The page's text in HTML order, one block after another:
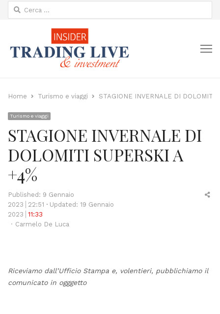
Ricerca
per:
Home Turismo e viaggi STAGIONE INVERNALE DI DOLOMITI
Turismo e viaggi
STAGIONE INVERNALE DI
DOLOMITI SUPERSKI A
+4%
Published: 9 Gennaio
2023
22:51
Updated: 19 Gennaio
2023
11:33
Author
Carmelo De Luca
Riceviamo dall’Ufficio Stampa e, volentieri, pubblichiamo il
comunicato in ogggetto